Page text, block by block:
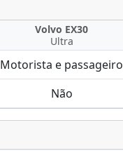
Volvo EX30
Ultra
Motorista e passageiro
Não